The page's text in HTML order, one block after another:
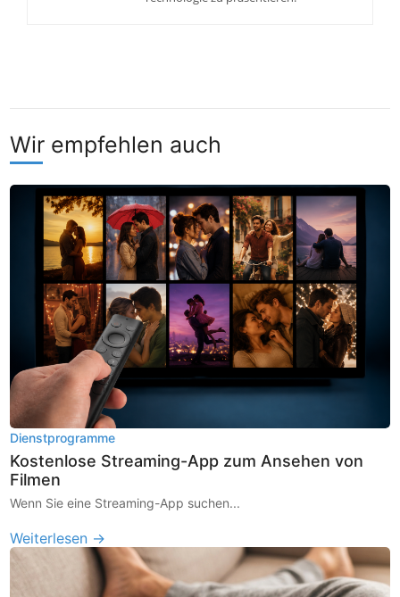
Wir empfehlen auch
Dienstprogramme
Kostenlose Streaming-App zum Ansehen von
Filmen
Wenn Sie eine Streaming-App suchen...
Weiterlesen →